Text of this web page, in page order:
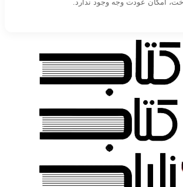
امکان عودت وجه وجود ندارد.